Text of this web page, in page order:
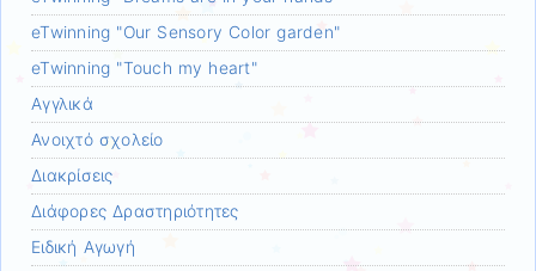
eTwinning "Our Sensory Color garden"
eTwinning "Touch my heart"
Αγγλικά
Ανοιχτό σχολείο
Διακρίσεις
Διάφορες Δραστηριότητες
Ειδική Αγωγή